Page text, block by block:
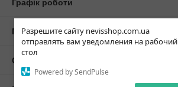
Разрешите сайту nevisshop.com.ua
отправлять вам уведомления на рабочий
стол
Powered by SendPulse
Графік роботи
Повна версія сайту
Сайт створено на маркетплейсі